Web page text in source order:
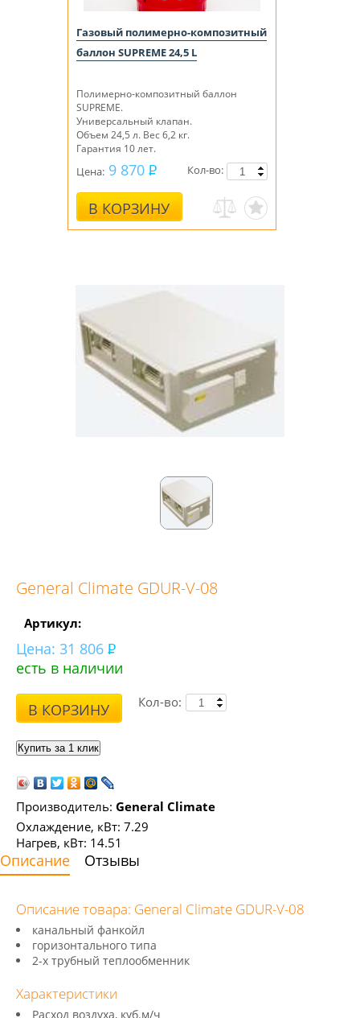
Газовый полимерно-композитный
баллон SUPREME 24,5 L
Полимерно-композитный баллон
SUPREME.
Универсальный клапан.
Объем 24,5 л. Вес 6,2 кг.
Гарантия 10 лет.
Цена: 9 870
В КОРЗИНУ
Кол-во:
General Climate GDUR-V-08
Артикул:
Цена: 31 806
есть в наличии
В КОРЗИНУ Кол-во:
Производитель: General Climate
Охлаждение, кВт: 7.29
Нагрев, кВт: 14.51
Описание Отзывы
Описание товара: General Climate GDUR-V-08
канальный фанкойл
горизонтального типа
2-х трубный теплообменник
Характеристики
Расход воздуха, куб.м/ч